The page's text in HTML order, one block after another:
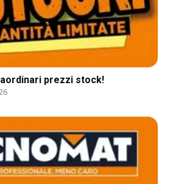
prezzi stock!